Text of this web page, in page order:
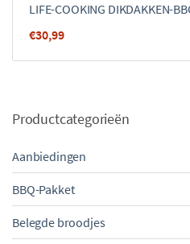
LIFE-COOKING DIKDAKKEN-
€30,99
Productcategorieën
Aanbiedingen
BBQ-Pakket
Belegde broodjes